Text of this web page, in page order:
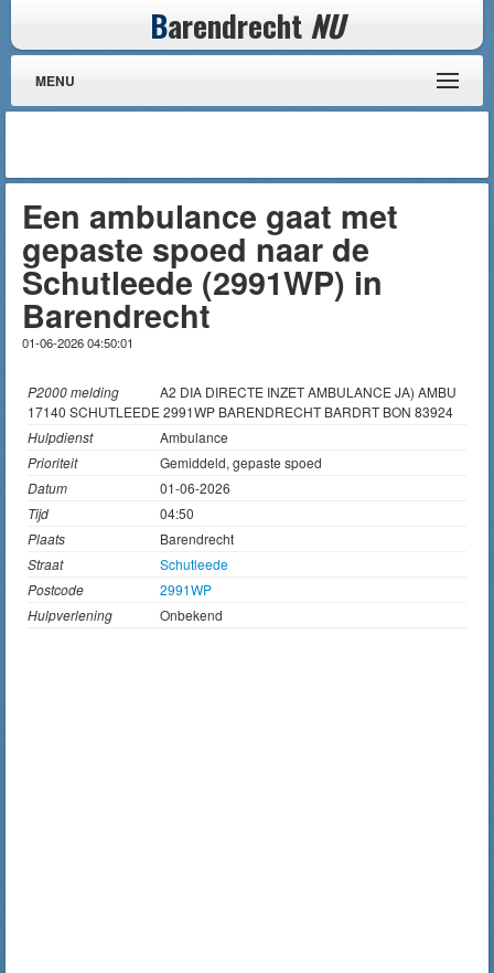
Barendrecht NU
MENU
Een ambulance gaat met
gepaste spoed naar de
Schutleede (2991WP) in
Barendrecht
01-06-2026 04:50:01
P2000 melding
A2 DIA DIRECTE INZET AMBULANCE JA) AMBU
17140 SCHUTLEEDE 2991WP BARENDRECHT BARDRT BON 83924
Hulpdienst
Ambulance
Prioriteit
Gemiddeld, gepaste spoed
Datum
01-06-2026
Tijd
04:50
Plaats
Barendrecht
Straat
Schutleede
Postcode
2991WP
Hulpverlening
Onbekend